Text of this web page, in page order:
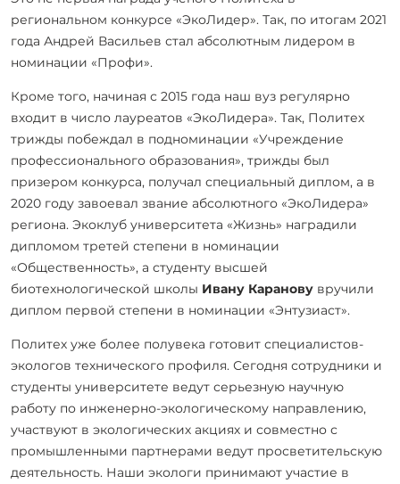
региональном конкурсе «ЭкоЛидер». Так, по итогам 2021
года Андрей Васильев стал абсолютным лидером в
номинации «Профи».
Кроме того, начиная с 2015 года наш вуз регулярно
входит в число лауреатов «ЭкоЛидера». Так, Политех
трижды побеждал в подноминации «Учреждение
профессионального образования», трижды был
призером конкурса, получал специальный диплом, а в
2020 году завоевал звание абсолютного «ЭкоЛидера»
региона. Экоклуб университета «Жизнь» наградили
дипломом третей степени в номинации
«Общественность», а студенту высшей
биотехнологической школы Ивану Каранову вручили
диплом первой степени в номинации «Энтузиаст».
Политех уже более полувека готовит специалистов-
экологов технического профиля. Сегодня сотрудники и
студенты университете ведут серьезную научную
работу по инженерно-экологическому направлению,
участвуют в экологических акциях и совместно с
промышленными партнерами ведут просветительскую
деятельность. Наши экологи принимают участие в